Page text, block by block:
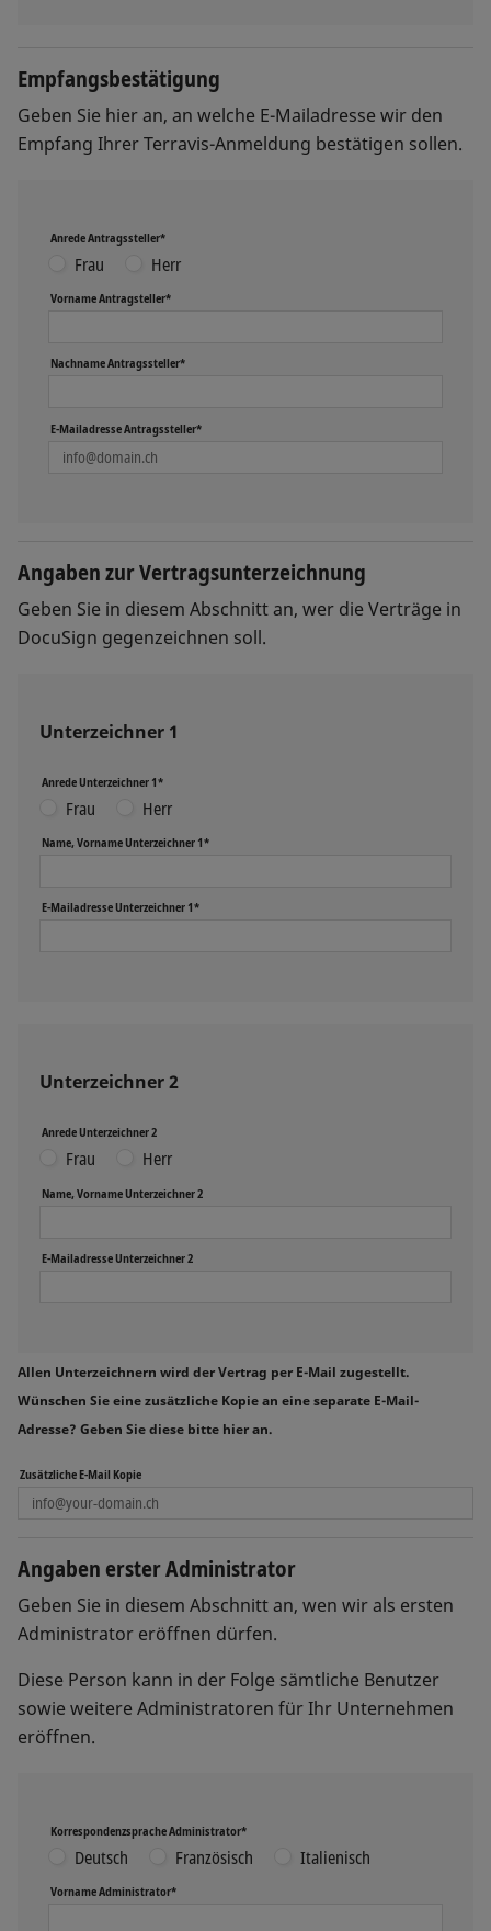
Empfangsbestätigung
Geben Sie hier an, an welche E-Mailadresse wir den
Empfang Ihrer Terravis-Anmeldung bestätigen sollen.
Anrede Antragssteller*
Frau Herr
Vorname Antragsteller*
Nachname Antragssteller*
E-Mailadresse Antragssteller*
Angaben zur Vertragsunterzeichnung
Geben Sie in diesem Abschnitt an, wer die Verträge in
DocuSign gegenzeichnen soll.
Unterzeichner 1
Anrede Unterzeichner 1*
Frau Herr
Name, Vorname Unterzeichner 1*
E-Mailadresse Unterzeichner 1*
Unterzeichner 2
Anrede Unterzeichner 2
Frau Herr
Name, Vorname Unterzeichner 2
E-Mailadresse Unterzeichner 2
Allen Unterzeichnern wird der Vertrag per E-Mail zugestellt.
Wünschen Sie eine zusätzliche Kopie an eine separate E-Mail-
Adresse? Geben Sie diese bitte hier an.
Zusätzliche E-Mail Kopie
Angaben erster Administrator
Geben Sie in diesem Abschnitt an, wen wir als ersten
Administrator eröffnen dürfen.
Diese Person kann in der Folge sämtliche Benutzer
sowie weitere Administratoren für Ihr Unternehmen
eröffnen.
Korrespondenzsprache Administrator*
Deutsch Französisch Italienisch
Vorname Administrator*